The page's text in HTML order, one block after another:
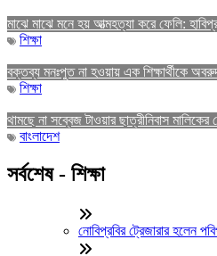
মাঝে মাঝে মনে হয় আত্মহত্যা করে ফেলি:
শিক্ষা
বক্তব্য মনঃপুত না হওয়ায় এক শিক্ষার্থীকে
শিক্ষা
থামছে না সব্বেজ টাওয়ার ছাত্রীনিবাস মালিকের
বাংলাদেশ
সর্বশেষ - শিক্ষা
নোবিপ্রবির ট্রেজারার হলেন